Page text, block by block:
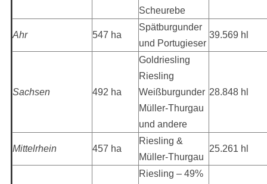
Scheurebe
Ahr 547 ha
Spätburgunder
und Portugieser
39.569 hl
Sachsen 492 ha
Goldriesling
Riesling
Weißburgunder
Müller-Thurgau
und andere
28.848 hl
Mittelrhein 457 ha
Riesling &
Müller-Thurgau
25.261 hl
Riesling – 49%